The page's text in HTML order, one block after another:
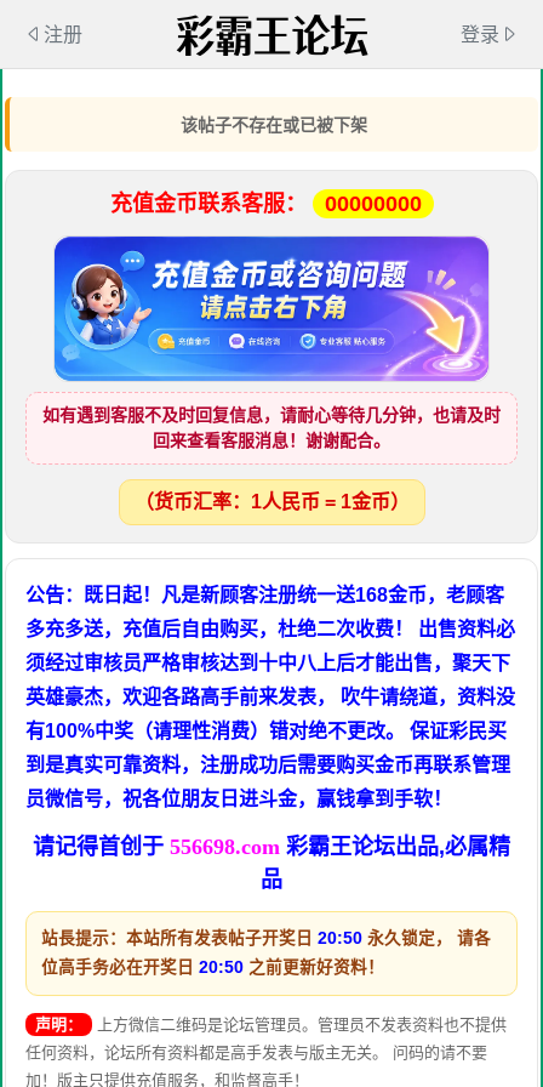
注册 登录
该帖子不存在或已被下架
充值金币联系客服： 00000000
如有遇到客服不及时回复信息，请耐心等待几分钟，也请及时
回来查看客服消息！谢谢配合。
（货币汇率：1人民币 = 1金币）
公告：既日起！凡是新顾客注册统一送168金币，老顾客
多充多送，充值后自由购买，杜绝二次收费！ 出售资料必
须经过审核员严格审核达到十中八上后才能出售，聚天下
英雄豪杰，欢迎各路高手前来发表， 吹牛请绕道，资料没
有100%中奖（请理性消费）错对绝不更改。 保证彩民买
到是真实可靠资料，注册成功后需要购买金币再联系管理
员微信号，祝各位朋友日进斗金，赢钱拿到手软！
请记得首创于 556698.com 彩霸王论坛出品,必属精
品
站長提示：本站所有发表帖子开奖日 20:50 永久锁定， 请各
位高手务必在开奖日 20:50 之前更新好资料！
声明：
上方微信二维码是论坛管理员。管理员不发表资料也不提供
任何资料，论坛所有资料都是高手发表与版主无关。 问码的请不要
加！版主只提供充值服务，和监督高手！